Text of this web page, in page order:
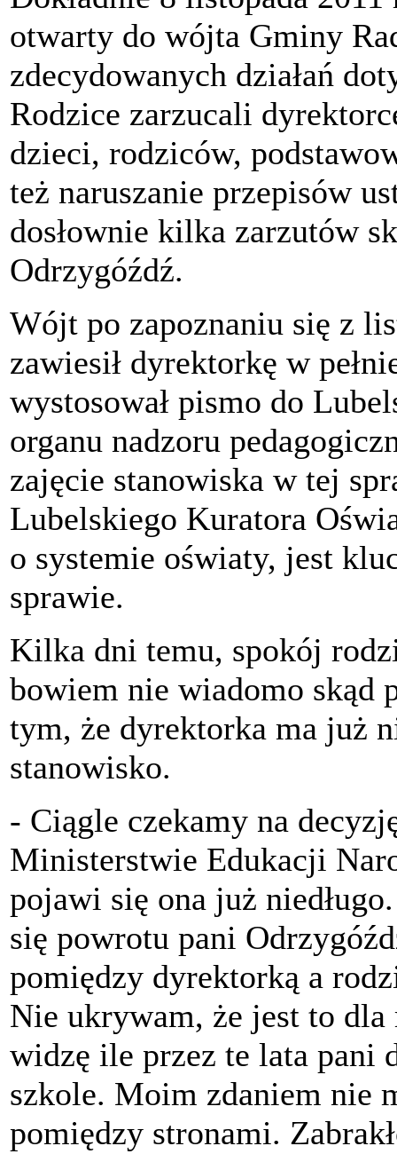
otwarty do wójta Gminy
zdecydowanych działań
Rodzice zarzucali
dzieci, rodziców,
też naruszanie przepisów
dosłownie kilka zarzutów
Odrzygóźdź.
Wójt po zapoznaniu się z
zawiesił dyrektorkę w
wystosował pismo do
organu nadzoru
zajęcie stanowiska w tej
Lubelskiego Kuratora
o systemie oświaty, jest
sprawie.
Kilka dni temu, spokój
bowiem nie wiadomo skąd
tym, że dyrektorka ma już
stanowisko.
- Ciągle czekamy na
Ministerstwie Edukacji
pojawi się ona już
się powrotu pani
pomiędzy dyrektorką a
Nie ukrywam, że jest to
widzę ile przez te lata pani
szkole. Moim zdaniem nie
pomiędzy stronami.